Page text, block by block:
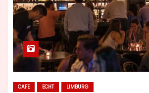
CAFE ECHT LIMBURG